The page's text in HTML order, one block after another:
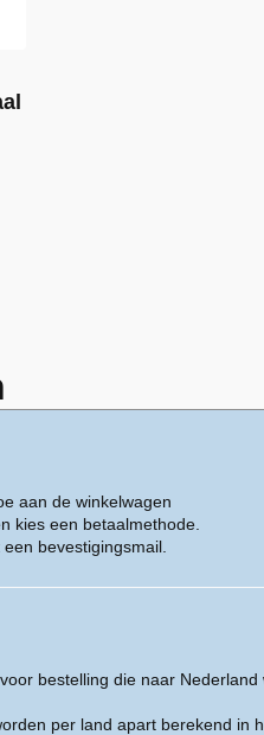
aan de winkelwagen
kies een betaalmethode.
bevestigingsmail.
bestelling die naar Nederland
per land apart berekend in